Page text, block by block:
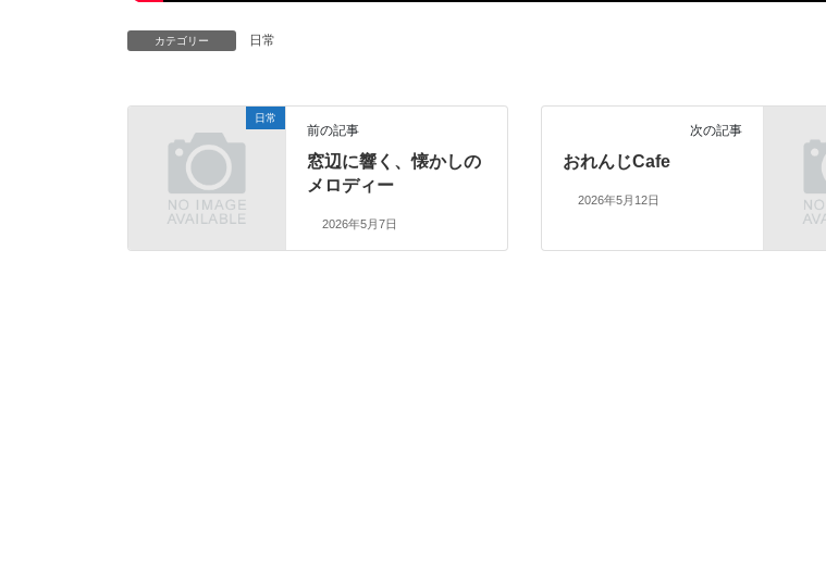
カテゴリー 日常
日常
前の記事
窓辺に響く、懐かしの
メロディー
2026年5月7日
次の記事
おれんじCafe
2026年5月12日